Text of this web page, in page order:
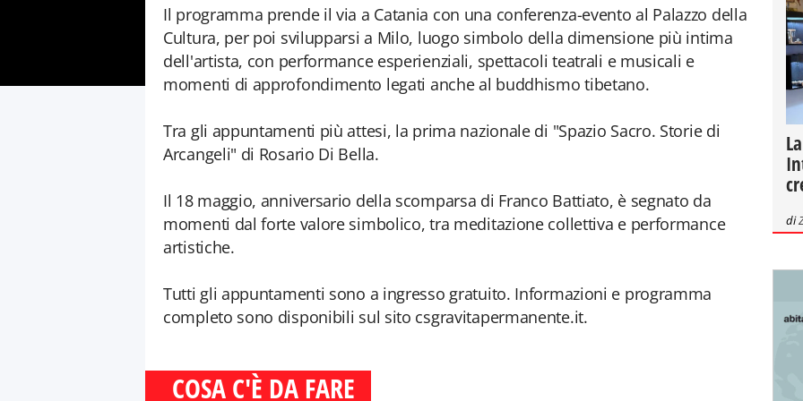
Il programma prende il via a Catania con una conferenza-evento al Palazzo della
Cultura, per poi svilupparsi a Milo, luogo simbolo della dimensione più intima
dell'artista, con performance esperienziali, spettacoli teatrali e musicali e
momenti di approfondimento legati anche al buddhismo tibetano.
Tra gli appuntamenti più attesi, la prima nazionale di "Spazio Sacro. Storie di
Arcangeli" di Rosario Di Bella.
Il 18 maggio, anniversario della scomparsa di Franco Battiato, è segnato da
momenti dal forte valore simbolico, tra meditazione collettiva e performance
artistiche.
Tutti gli appuntamenti sono a ingresso gratuito. Informazioni e programma
completo sono disponibili sul sito csgravitapermanente.it.
COSA C'È DA FARE
di